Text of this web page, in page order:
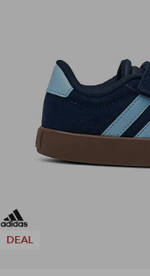
DEAL